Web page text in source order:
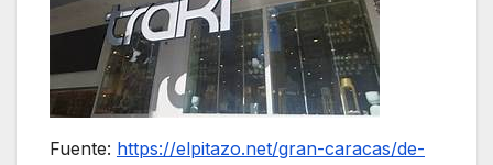
Fuente: https://elpitazo.net/gran-caracas/de-